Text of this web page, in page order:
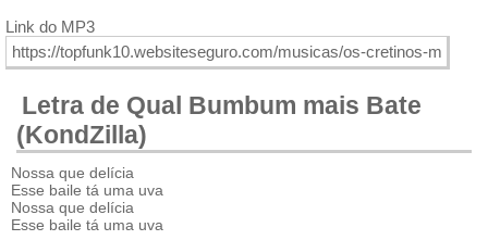
Link do MP3
Letra de Qual Bumbum mais Bate
(KondZilla)
Nossa que delícia
Esse baile tá uma uva
Nossa que delícia
Esse baile tá uma uva